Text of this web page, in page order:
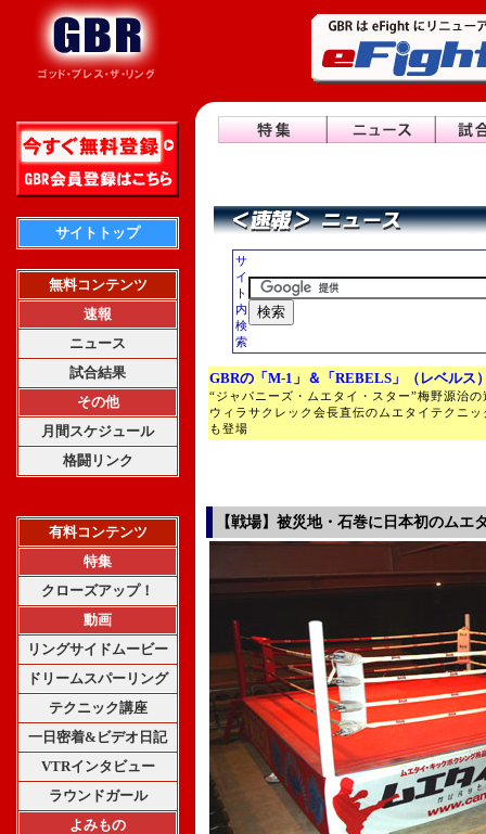
サイトトップ
無料コンテンツ
速報
ニュース
試合結果
その他
月間スケジュール
格闘リンク
有料コンテンツ
特集
クローズアップ！
動画
リングサイドムービー
ドリームスパーリング
テクニック講座
一日密着&ビデオ日記
VTRインタビュー
ラウンドガール
よみもの
サ
イ
ト
内
検
索
GBRの「M-1」＆「REBELS」（レベルス
“ジャパニーズ・ムエタイ・スター”梅野源治
ウィラサクレック会長直伝のムエタイテクニ
も登場
【戦場】被災地・石巻に日本初のムエ